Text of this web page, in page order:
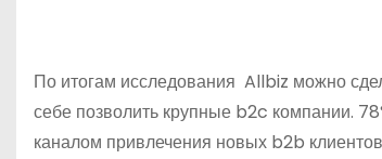
По итогам исследования Allbiz можно
себе позволить крупные b2c компании.
каналом привлечения новых b2b